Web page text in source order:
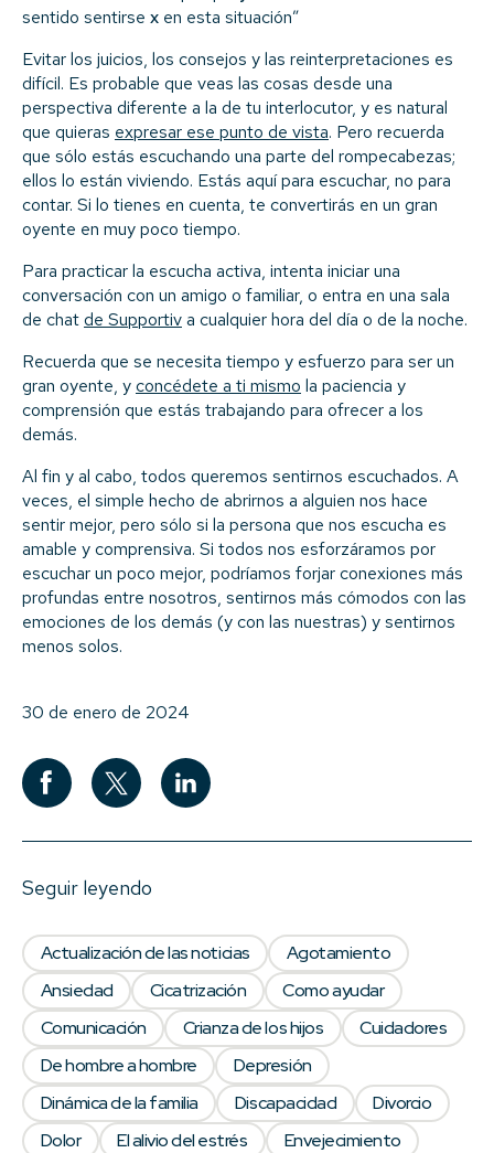
sentido sentirse x en esta situación”
Evitar los juicios, los consejos y las reinterpretaciones es
difícil. Es probable que veas las cosas desde una
perspectiva diferente a la de tu interlocutor, y es natural
que quieras expresar ese punto de vista. Pero recuerda
que sólo estás escuchando una parte del rompecabezas;
ellos lo están viviendo. Estás aquí para escuchar, no para
contar. Si lo tienes en cuenta, te convertirás en un gran
oyente en muy poco tiempo.
Para practicar la escucha activa, intenta iniciar una
conversación con un amigo o familiar, o entra en una sala
de chatde Supportiva cualquier hora del día o de la noche.
Recuerda que se necesita tiempo y esfuerzo para ser un
gran oyente, yconcédete a ti mismo la paciencia y
comprensión que estás trabajando para ofrecer a los
demás.
Al fin y al cabo, todos queremos sentirnos escuchados. A
veces, el simple hecho de abrirnos a alguien nos hace
sentir mejor, pero sólo si la persona que nos escucha es
amable y comprensiva. Si todos nos esforzáramos por
escuchar un poco mejor, podríamos forjar conexiones más
profundas entre nosotros, sentirnos más cómodos con las
emociones de los demás (y con las nuestras) y sentirnos
menos solos.
30 de enero de 2024
Seguir leyendo
Actualización de las noticias
Agotamiento
Ansiedad
Cicatrización
Como ayudar
Comunicación
Crianza de los hijos
Cuidadores
De hombre a hombre
Depresión
Dinámica de la familia
Discapacidad
Divorcio
Dolor
El alivio del estrés
Envejecimiento